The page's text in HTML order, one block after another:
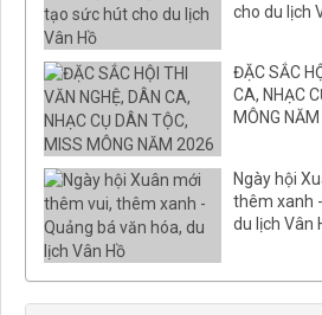
cho du lịch
ĐẶC SẮC
CA, NHẠC
MÔNG
Ngày hội
thêm xanh
du lịch Vân